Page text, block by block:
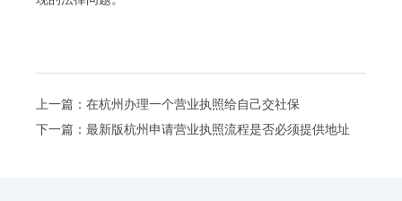
上一篇： 在杭州办理一个营业执照给自己交社保
下一篇： 最新版杭州申请营业执照流程是否必须提供地址